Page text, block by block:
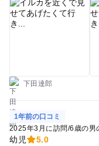
場所へ行くなどして旅
ど良いかもしれません
下田達郎
1年前の口コミ
2025年3月に訪問/6歳の男
幼児
5.0